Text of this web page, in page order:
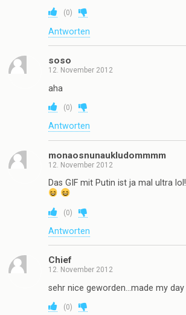
(0)
Antworten
soso
12. November 2012
aha
(0)
Antworten
monaosnunaukludommmm
12. November 2012
Das GIF mit Putin ist ja mal ultra lol!
(0)
Antworten
Chief
12. November 2012
sehr nice geworden…made my day
(0)